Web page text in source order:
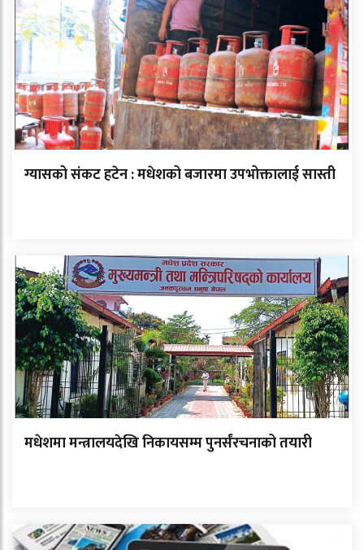
ग्यासको संकट हटेन : मधेशको बजारमा उपभोक्तालाई सास्ती
मधेशमा मन्त्रालयदेखि निकायसम्म पुनर्संरचनाको तयारी